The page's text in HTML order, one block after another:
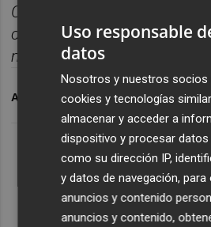
Castellón, reunida cada
correo para tener una visió n
mercado. Suscr
ARCHIVADO EN CERÁMICA UNIÓN
Uso responsable
datos
Nosotros y nuestros socios
cookies y tecnologías
almacenar y acceder a
dispositivo y procesar datos
como su dirección IP,
y datos de navegación,
anuncios y contenido
anuncios y contenido,